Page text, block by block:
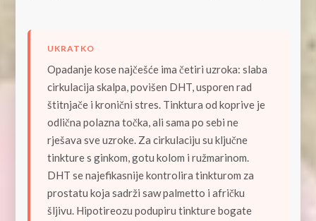
UKRATKO
Opadanje kose najčešće ima četiri uzroka: slaba
cirkulacija skalpa, povišen DHT, usporen rad
štitnjače i kronični stres. Tinktura od koprive je
odlična polazna točka, ali sama po sebi ne
rješava sve uzroke. Za cirkulaciju su ključne
tinkture s ginkom, gotu kolom i ružmarinom.
DHT se najefikasnije kontrolira tinkturom za
prostatu koja sadrži saw palmetto i afričku
šljivu. Hipotireozu podupiru tinkture bogate